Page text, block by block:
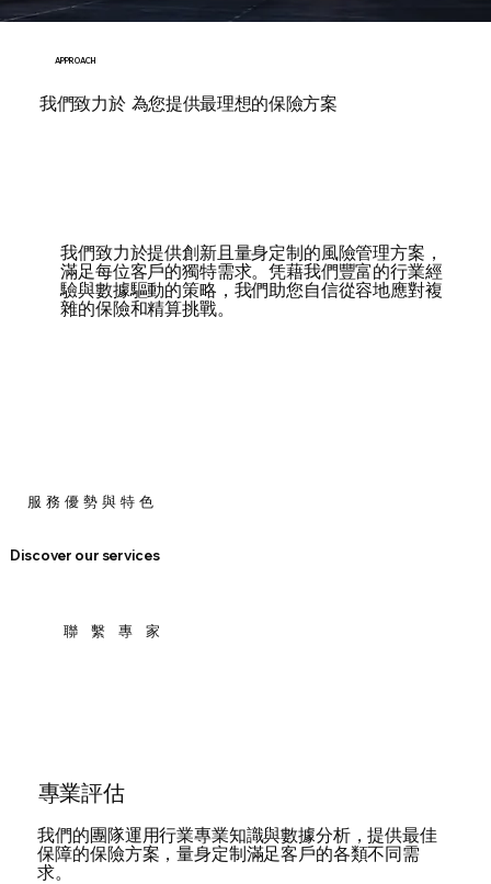
APPROACH
我們致力於 為您提供最理想的保險方案
我們致力於提供創新且量身定制的風險管理方案，
滿足每位客戶的獨特需求。凭藉我們豐富的行業經
驗與數據驅動的策略，我們助您自信從容地應對複
雜的保險和精算挑戰。
服 務 優 勢 與 特 色
Discover our services
聯 繫 專 家
專業評估
我們的團隊運用行業專業知識與數據分析，提供最佳
保障的保險方案，量身定制滿足客戶的各類不同需
求。